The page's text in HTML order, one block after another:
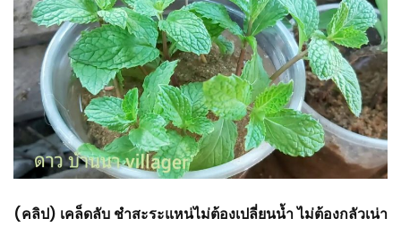
(คลิป) เคล็ดลับ ชำสะระแหน่ไม่ต้องเปลี่ยนน้ำ ไม่ต้องกลัวเน่า